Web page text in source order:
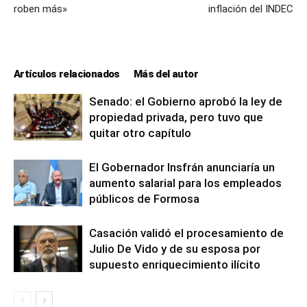
roben más»
inflación del INDEC
Artículos relacionados Más del autor
Senado: el Gobierno aprobó la ley de
propiedad privada, pero tuvo que
quitar otro capítulo
El Gobernador Insfrán anunciaría un
aumento salarial para los empleados
públicos de Formosa
Casación validó el procesamiento de
Julio De Vido y de su esposa por
supuesto enriquecimiento ilícito